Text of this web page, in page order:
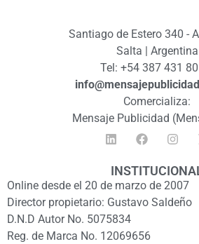
Santiago de Estero 340 -
Salta | Argentina
Tel: +54 387 431 80
Comercializa:
Mensaje Publicidad
Online desde el 20 de marzo de 2007
Director propietario: Gustavo Saldeño
D.N.D Autor No. 5075834
Reg. de Marca No. 12069656